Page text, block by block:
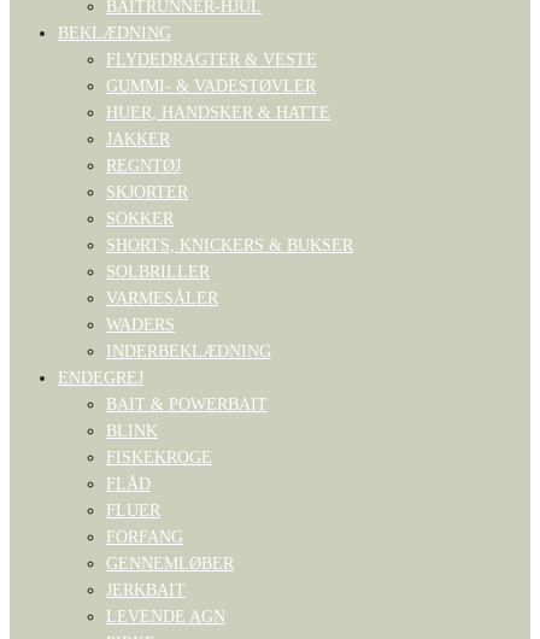
BAITRUNNER-HJUL
BEKLÆDNING
FLYDEDRAGTER & VESTE
GUMMI- & VADESTØVLER
HUER, HANDSKER & HATTE
JAKKER
REGNTØJ
SKJORTER
SOKKER
SHORTS, KNICKERS & BUKSER
SOLBRILLER
VARMESÅLER
WADERS
INDERBEKLÆDNING
ENDEGREJ
BAIT & POWERBAIT
BLINK
FISKEKROGE
FLÅD
FLUER
FORFANG
GENNEMLØBER
JERKBAIT
LEVENDE AGN